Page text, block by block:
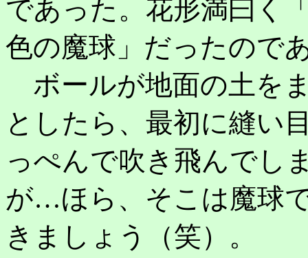
であった。花形満曰く
色の魔球」だったので
ボールが地面の土を
としたら、最初に縫い
っぺんで吹き飛んでし
が…ほら、そこは魔球
きましょう（笑）。